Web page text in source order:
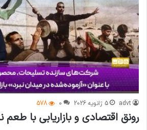
advt 5 ژانویه 2026 0
578
رونق اقتصادی و بازاریابی با